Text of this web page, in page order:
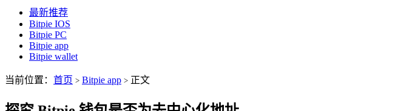
最新推荐
Bitpie IOS
Bitpie PC
Bitpie app
Bitpie wallet
当前位置： 首页 > Bitpie app > 正文